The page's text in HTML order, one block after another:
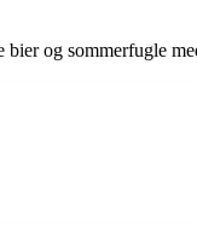
og sommerfugle